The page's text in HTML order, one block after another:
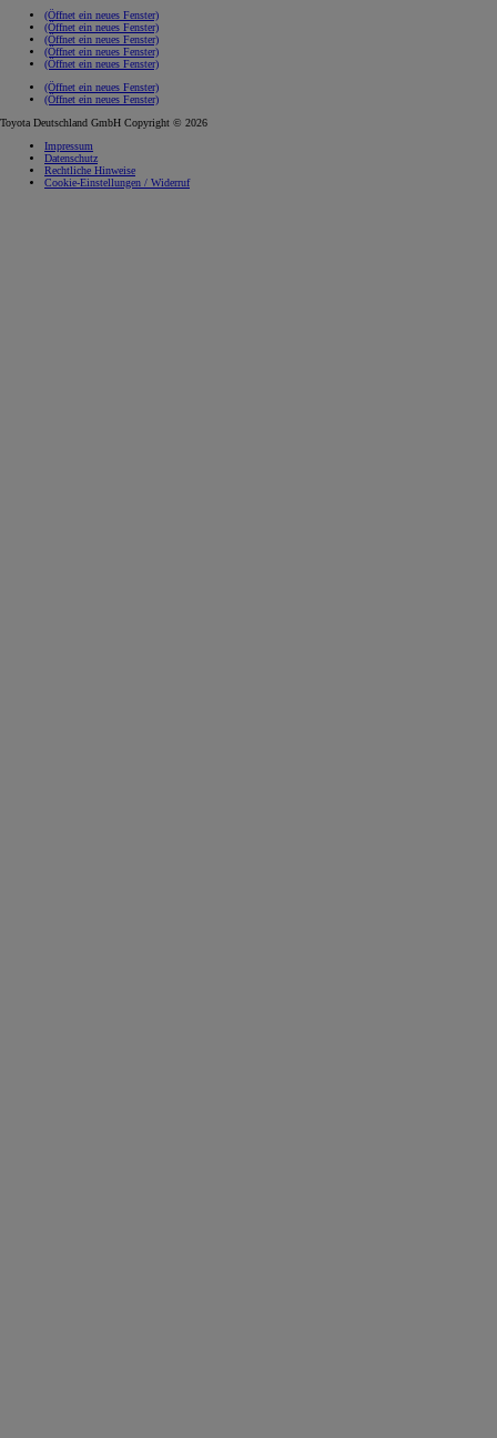
(Öffnet ein neues Fenster)
(Öffnet ein neues Fenster)
(Öffnet ein neues Fenster)
(Öffnet ein neues Fenster)
(Öffnet ein neues Fenster)
(Öffnet ein neues Fenster)
(Öffnet ein neues Fenster)
Toyota Deutschland GmbH Copyright © 2026
Impressum
Datenschutz
Rechtliche Hinweise
Cookie-Einstellungen / Widerruf